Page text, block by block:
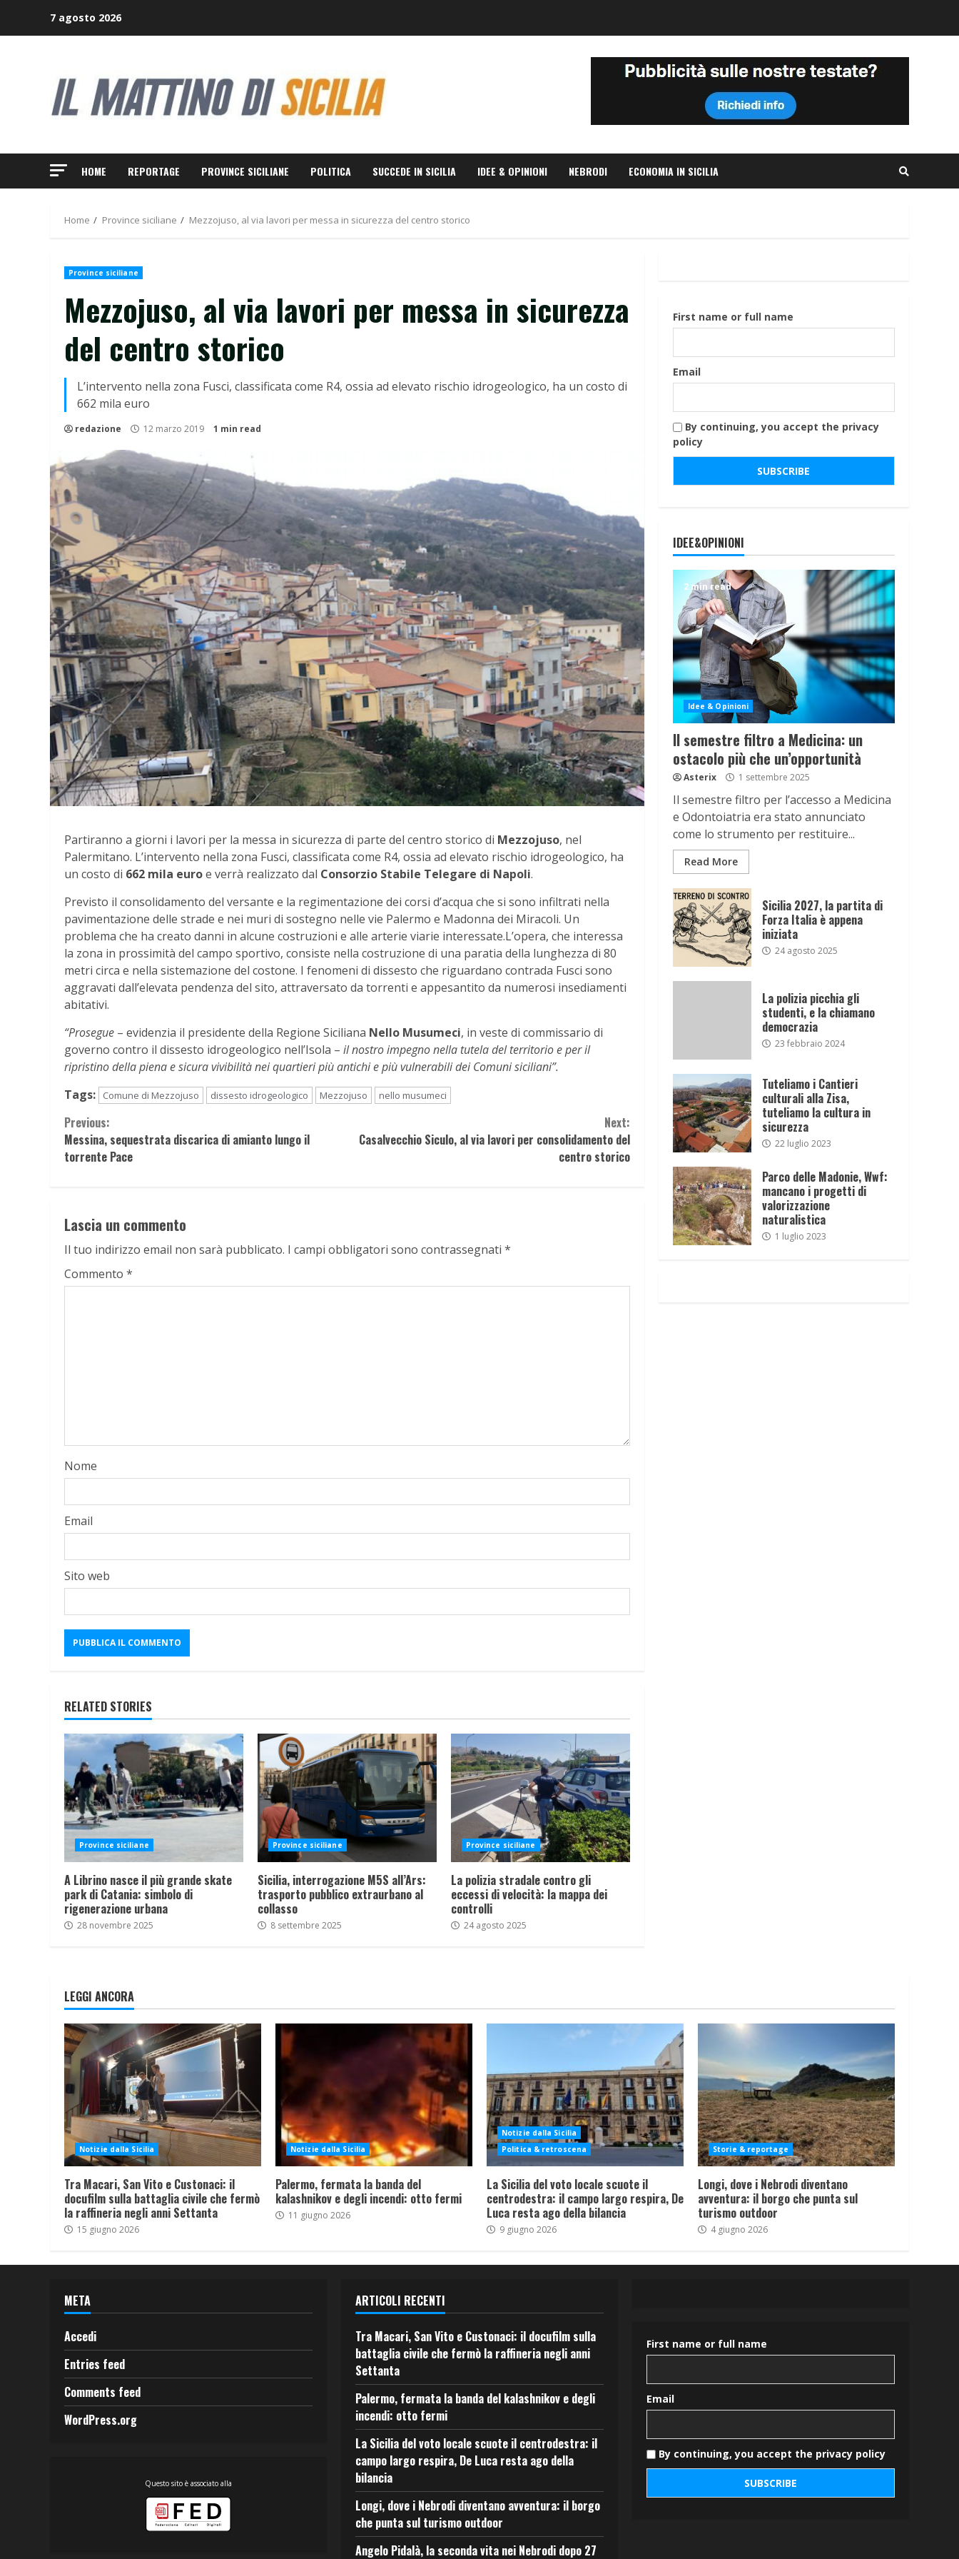
7 agosto 2026
HOME REPORTAGE PROVINCE SICILIANE POLITICA SUCCEDE IN SICILIA IDEE & OPINIONI NEBRODI ECONOMIA IN SICILIA
Home Province siciliane Mezzojuso, al via lavori per messa in sicurezza del centro storico
Province siciliane
Mezzojuso, al via lavori per messa in sicurezza
del centro storico
L’intervento nella zona Fusci, classificata come R4, ossia ad elevato rischio idrogeologico, ha un costo di
662 mila euro
redazione 12 marzo 2019 1 min read
Partiranno a giorni i lavori per la messa in sicurezza di parte del centro storico di Mezzojuso, nel
Palermitano. L’intervento nella zona Fusci, classificata come R4, ossia ad elevato rischio idrogeologico, ha
un costo di 662 mila euroe verrà realizzato dal Consorzio Stabile Telegare di Napoli.
Previsto il consolidamento del versante e la regimentazione dei corsi d’acqua che si sono infiltrati nella
pavimentazione delle strade e nei muri di sostegno nelle vie Palermo e Madonna dei Miracoli. Un
problema che ha creato danni in alcune costruzioni e alle arterie viarie interessate.L’opera, che interessa
la zona in prossimità del campo sportivo, consiste nella costruzione di una paratia della lunghezza di 80
metri circa e nella sistemazione del costone. I fenomeni di dissesto che riguardano contrada Fusci sono
aggravati dall’elevata pendenza del sito, attraversato da torrenti e appesantito da numerosi insediamenti
abitativi.
“Prosegue – evidenzia il presidente della Regione Siciliana Nello Musumeci, in veste di commissario di
governo contro il dissesto idrogeologico nell’Isola – il nostro impegno nella tutela del territorio e per il
ripristino della piena e sicura vivibilità nei quartieri più antichi e più vulnerabili dei Comuni siciliani”.
Tags:
Comune di Mezzojuso dissesto idrogeologico Mezzojuso nello musumeci
Continue
Reading
Previous:
Messina, sequestrata discarica di amianto lungo il
torrente Pace
Next:
Casalvecchio Siculo, al via lavori per consolidamento del
centro storico
Lascia un commento
Il tuo indirizzo email non sarà pubblicato. I campi obbligatori sono contrassegnati *
Commento *
Nome
Email
Sito web
RELATED STORIES
Province siciliane
A Librino nasce il più grande skate
park di Catania: simbolo di
rigenerazione urbana
28 novembre 2025
Province siciliane
Sicilia, interrogazione M5S all’Ars:
trasporto pubblico extraurbano al
collasso
8 settembre 2025
Province siciliane
La polizia stradale contro gli
eccessi di velocità: la mappa dei
controlli
24 agosto 2025
First name or full name
Email
By continuing, you accept the privacy
policy
IDEE&OPINIONI
2 min read
Idee & Opinioni
Il semestre filtro a Medicina: un
ostacolo più che un’opportunità
Asterix 1 settembre 2025
Il semestre filtro per l’accesso a Medicina
e Odontoiatria era stato annunciato
come lo strumento per restituire...
Read More
Sicilia 2027, la partita di
Forza Italia è appena
iniziata
24 agosto 2025
La polizia picchia gli
studenti, e la chiamano
democrazia
23 febbraio 2024
Tuteliamo i Cantieri
culturali alla Zisa,
tuteliamo la cultura in
sicurezza
22 luglio 2023
Parco delle Madonie, Wwf:
mancano i progetti di
valorizzazione
naturalistica
1 luglio 2023
LEGGI ANCORA
Notizie dalla Sicilia
Tra Macari, San Vito e Custonaci: il
docufilm sulla battaglia civile che fermò
la raffineria negli anni Settanta
15 giugno 2026
Notizie dalla Sicilia
Palermo, fermata la banda del
kalashnikov e degli incendi: otto fermi
11 giugno 2026
Notizie dalla Sicilia
Politica & retroscena
La Sicilia del voto locale scuote il
centrodestra: il campo largo respira, De
Luca resta ago della bilancia
9 giugno 2026
Storie & reportage
Longi, dove i Nebrodi diventano
avventura: il borgo che punta sul
turismo outdoor
4 giugno 2026
META
Accedi
Entries feed
Comments feed
WordPress.org
Questo sito è associato alla
ARTICOLI RECENTI
Tra Macari, San Vito e Custonaci: il docufilm sulla
battaglia civile che fermò la raffineria negli anni
Settanta
Palermo, fermata la banda del kalashnikov e degli
incendi: otto fermi
La Sicilia del voto locale scuote il centrodestra: il
campo largo respira, De Luca resta ago della
bilancia
Longi, dove i Nebrodi diventano avventura: il borgo
che punta sul turismo outdoor
Angelo Pidalà, la seconda vita nei Nebrodi dopo 27
First name or full name
Email
By continuing, you accept the privacy policy